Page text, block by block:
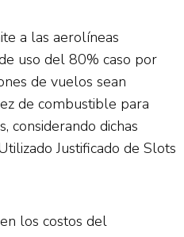
a las aerolíneas
uso del 80% caso por
de vuelos sean
de combustible para
considerando dichas
Justificado de Slots
los costos del